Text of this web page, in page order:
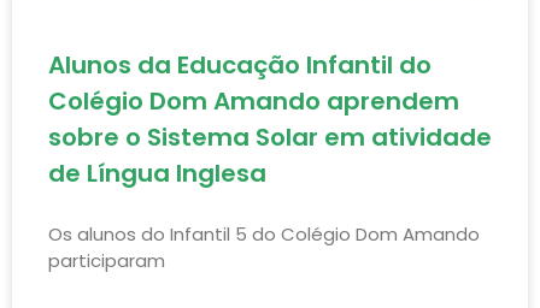
Alunos da Educação Infantil do
Colégio Dom Amando aprendem
sobre o Sistema Solar em atividade
de Língua Inglesa
Os alunos do Infantil 5 do Colégio Dom Amando
participaram